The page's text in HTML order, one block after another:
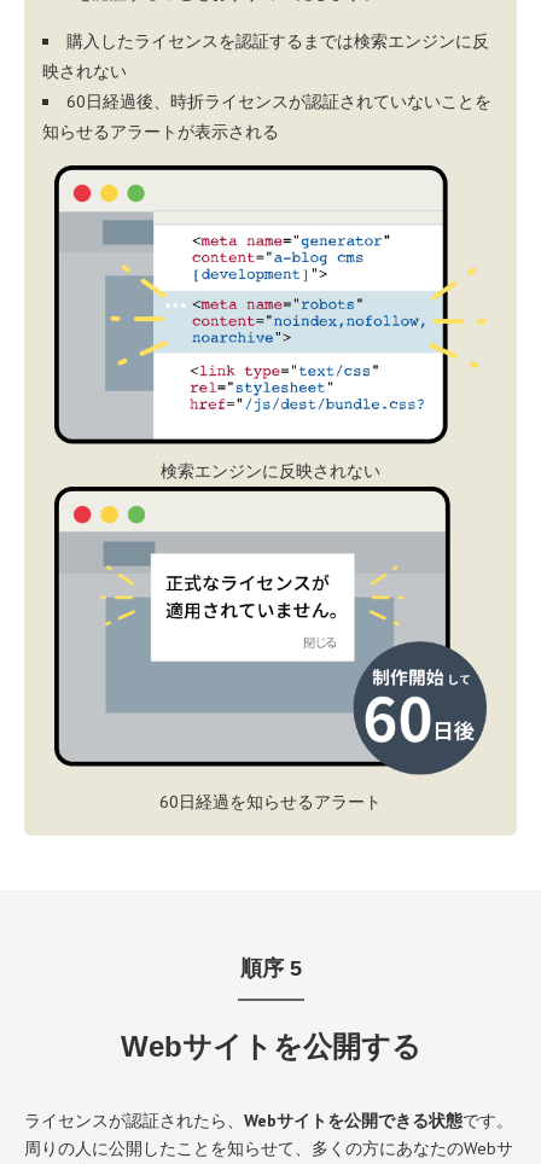
購入したライセンスを認証するまでは検索エンジンに反
映されない
60日経過後、時折ライセンスが認証されていないことを
知らせるアラートが表示される
検索エンジンに反映されない
60日経過を知らせるアラート
順序 5
Webサイトを公開する
ライセンスが認証されたら、 Webサイトを公開できる状態です。
周りの人に公開したことを知らせて、多くの方にあなたのWebサ